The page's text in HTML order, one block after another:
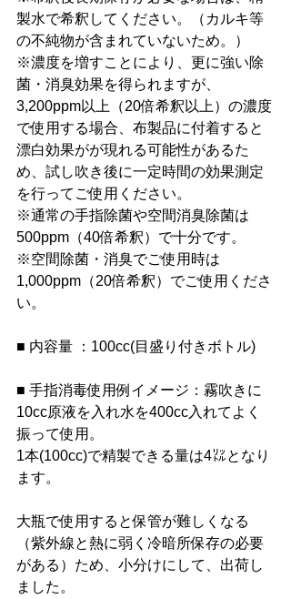
製水で希釈してください。（カルキ等
の不純物が含まれていないため。）
※濃度を増すことにより、更に強い除
菌・消臭効果を得られますが、
3,200ppm以上（20倍希釈以上）の濃度
で使用する場合、布製品に付着すると
漂白効果がが現れる可能性があるた
め、試し吹き後に一定時間の効果測定
を行ってご使用ください。
※通常の手指除菌や空間消臭除菌は
500ppm（40倍希釈）で十分です。
※空間除菌・消臭でご使用時は
1,000ppm（20倍希釈）でご使用くださ
い。
■ 内容量 ：100cc(目盛り付きボトル)
■ 手指消毒使用例イメージ：霧吹きに
10cc原液を入れ水を400cc入れてよく
振って使用。
1本(100cc)で精製できる量は4㍑となり
ます。
大瓶で使用すると保管が難しくなる
（紫外線と熱に弱く冷暗所保存の必要
がある）ため、小分けにして、出荷し
ました。